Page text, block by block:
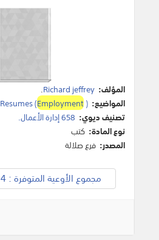
المؤلف: Richard jeffrey
.
المواضيع:
Resumes (Employment)
تصنيف ديوي: 658 إدارة الأعمال.
نوع المادة: كتب
المصدر: فرع صلالة
مجموع الأوعية المتوفرة : 4